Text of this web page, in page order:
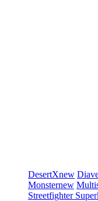
DesertXnew
Monsternew
Streetfighter